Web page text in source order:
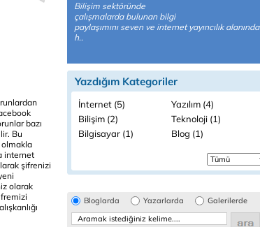
bazı
Bu
olmakla
internet
şifrenizi
olarak
Bilişim sektöründe
çalışmalarda bulunan bilgi
paylaşımını seven ve internet yayıncılık alanında
h..
Yazdığım Kategoriler
İnternet (5)
Yazılım (4)
Bilişim (2)
Teknoloji (1)
Bilgisayar (1)
Blog (1)
Bloglarda Yazarlarda Galerilerde